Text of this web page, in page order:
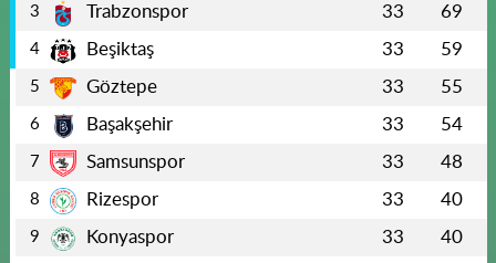
3 Trabzonspor 33 69
4 Beşiktaş 33 59
5 Göztepe 33 55
6 Başakşehir 33 54
7 Samsunspor 33 48
8 Rizespor 33 40
9 Konyaspor 33 40